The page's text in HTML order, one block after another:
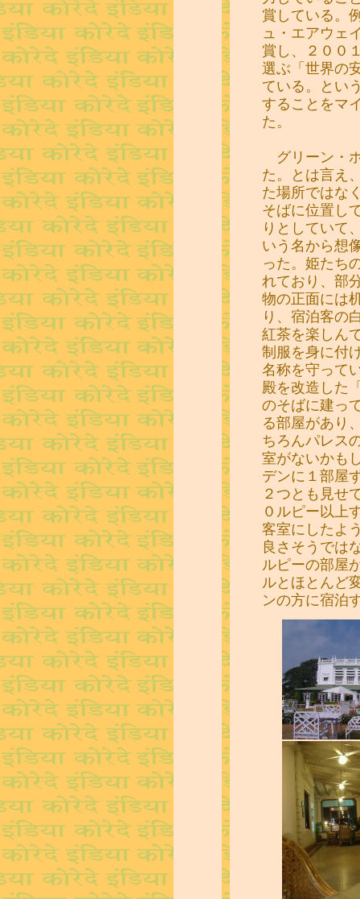
賞している。
ュ・エアウェ
賞し、２００
選ぶ「世界の
ている。とい
することをマ
た。
グリーン・
た。とは言え
た場所ではな
そばに位置し
りとしていて
いう名から想
った。姫たち
れており、部
物の正面には
り、宿泊客の
紅茶を楽しん
制服を身に付
名称を守って
殿を改造した
のそばに建っ
る部屋があり
ちろんパレス
室がないかも
デンに１部屋
２つとも見せ
０ルピー以上
客室にしたよ
良さそうでは
ルピーの部屋
ルとほとんど
ンの方に宿泊